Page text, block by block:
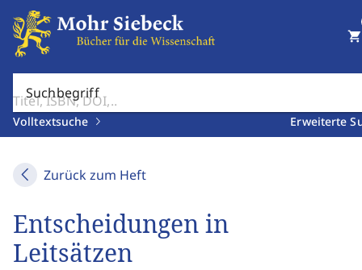
Suchbegriff
Volltextsuche Erweiterte
shopping_cart
Zurück zum Heft
Entscheidungen in
Leitsätzen